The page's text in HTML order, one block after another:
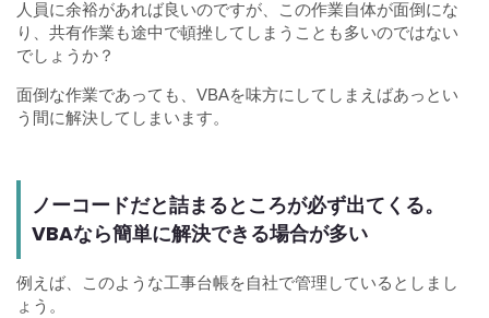
人員に余裕があれば良いのですが、この作業自体が面倒にな
り、共有作業も途中で頓挫してしまうことも多いのではない
でしょうか？
面倒な作業であっても、VBAを味方にしてしまえばあっとい
う間に解決してしまいます。
ノーコードだと詰まるところが必ず出てくる。
VBAなら簡単に解決できる場合が多い
例えば、このような工事台帳を自社で管理しているとしまし
ょう。